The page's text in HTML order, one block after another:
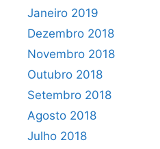
Janeiro 2019
Dezembro 2018
Novembro 2018
Outubro 2018
Setembro 2018
Agosto 2018
Julho 2018